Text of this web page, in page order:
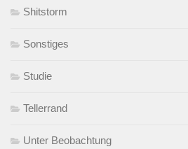
Shitstorm
Sonstiges
Studie
Tellerrand
Unter Beobachtung